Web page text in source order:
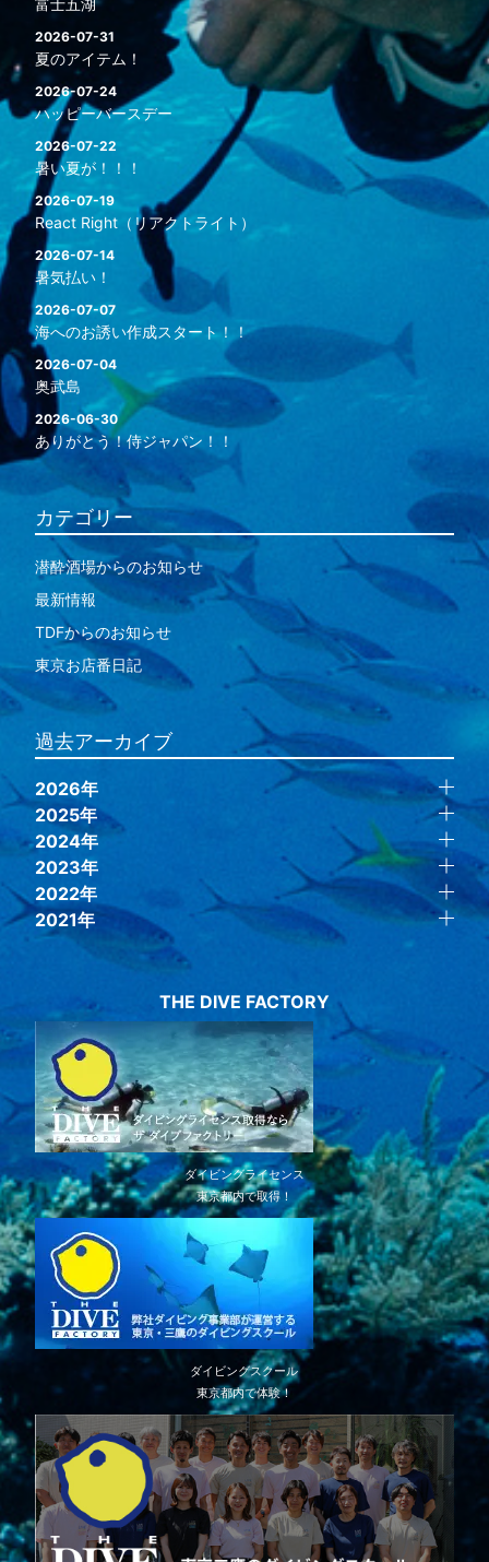
富士五湖
2026-07-31
夏のアイテム！
2026-07-24
ハッピーバースデー
2026-07-22
暑い夏が！！！
2026-07-19
React Right（リアクトライト）
2026-07-14
暑気払い！
2026-07-07
海へのお誘い作成スタート！！
2026-07-04
奥武島
2026-06-30
ありがとう！侍ジャパン！！
カテゴリー
潜酔酒場からのお知らせ
最新情報
TDFからのお知らせ
東京お店番日記
過去アーカイブ
2026年
2025年
2024年
2023年
2022年
2021年
THE DIVE FACTORY
ダイビングライセンス
東京都内で取得！
ダイビングスクール
東京都内で体験！